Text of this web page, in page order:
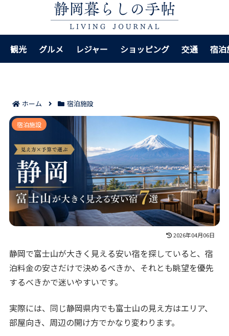
観光 グルメ レジャー ショッピング 交通 宿泊
ホーム 宿泊施設
静岡で富士山が大きく見える安い宿7選｜見え方と予算
のバランスで選びやすくなる！
宿泊施設
2026年04月06日
静岡で富士山が大きく見える安い宿を探していると、宿
泊料金の安さだけで決めるべきか、それとも眺望を優先
するべきかで迷いやすいです。
実際には、同じ静岡県内でも富士山の見え方はエリア、
部屋向き、周辺の開け方でかなり変わります。